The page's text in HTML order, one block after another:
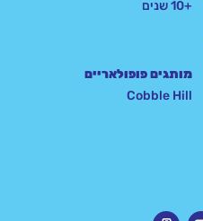
+10 שנים
מותגים פופולאריים
Cobble Hill